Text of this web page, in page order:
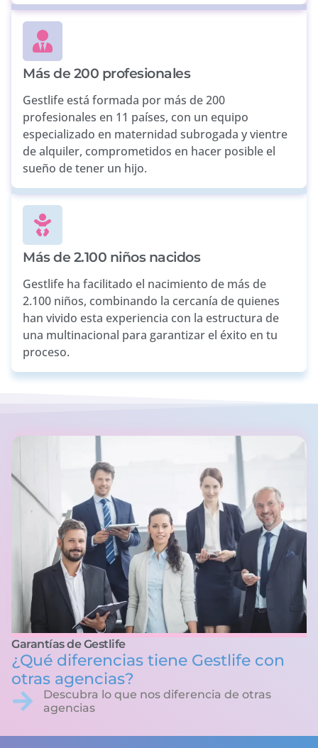
Más de 200 profesionales
Gestlife está formada por más de 200
profesionales en 11 países, con un equipo
especializado en maternidad subrogada y vientre
de alquiler, comprometidos en hacer posible el
sueño de tener un hijo.
Más de 2.100 niños nacidos
Gestlife ha facilitado el nacimiento de más de
2.100 niños, combinando la cercanía de quienes
han vivido esta experiencia con la estructura de
una multinacional para garantizar el éxito en tu
proceso.
Garantías de Gestlife
¿Qué diferencias tiene Gestlife con
otras agencias?
Descubra lo que nos diferencia de otras
agencias